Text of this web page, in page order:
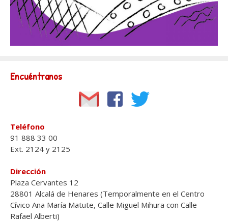
Encuéntranos
Teléfono
91 888 33 00
Ext. 2124 y 2125
Dirección
Plaza Cervantes 12
28801 Alcalá de Henares (Temporalmente en el Centro
Cívico Ana María Matute, Calle Miguel Mihura con Calle
Rafael Alberti)